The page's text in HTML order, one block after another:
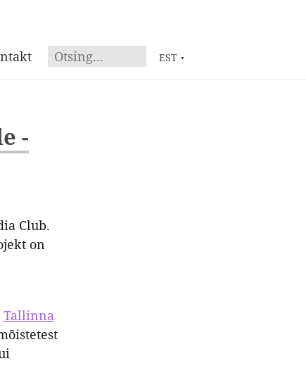
EST ▼
-
Club.
on
Tallinna